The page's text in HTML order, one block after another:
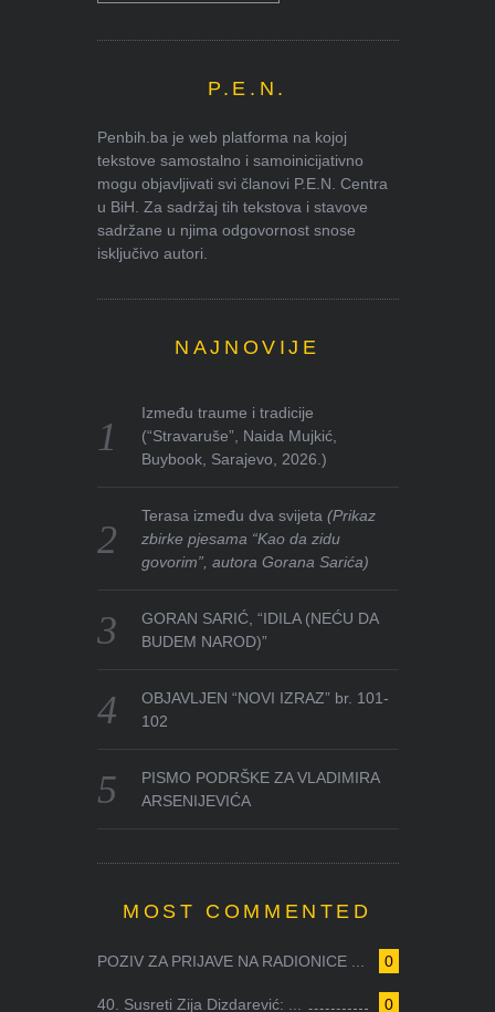
P.E.N.
Penbih.ba je web platforma na kojoj
tekstove samostalno i samoinicijativno
mogu objavljivati svi članovi P.E.N. Centra
u BiH. Za sadržaj tih tekstova i stavove
sadržane u njima odgovornost snose
isključivo autori.
NAJNOVIJE
Između traume i tradicije
(“Stravaruše”, Naida Mujkić,
Buybook, Sarajevo, 2026.)
Terasa između dva svijeta(Prikaz
zbirke pjesama “Kao da zidu
govorim”, autora Gorana Sarića)
GORAN SARIĆ, “IDILA (NEĆU DA
BUDEM NAROD)”
OBJAVLJEN “NOVI IZRAZ” br. 101-
102
PISMO PODRŠKE ZA VLADIMIRA
ARSENIJEVIĆA
MOST COMMENTED
0
POZIV ZA PRIJAVE NA RADIONICE ...
0
40. Susreti Zija Dizdarević: ...